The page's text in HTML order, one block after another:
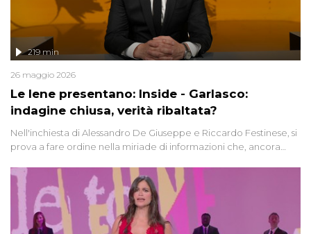
Le Iene presentano: Inside - Garlasco:
indagine chiusa, verità ribaltata?
219 min
26 maggio 2026
Nell'inchiesta di Alessandro De Giuseppe e Riccardo Festinese, si
prova a fare ordine nella miriade di informazioni che, ancora
giudiziarie più discusse degli ultimi anni. Lo speciale ricostruisce la
vicenda mettendo in fila testimonianze, errori, dettagli
controversi e i protagonisti di un'indagine che sembra non avere
fine.